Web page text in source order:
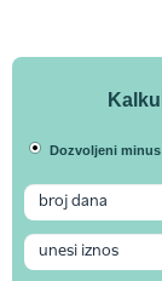
Dozvoljeni minus